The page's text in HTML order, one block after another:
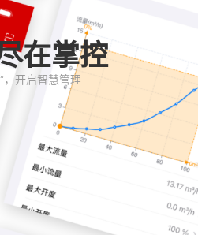
在掌控
，开启智慧管理